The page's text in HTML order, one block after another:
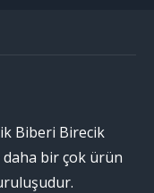
Biberi Birecik
bir çok ürün